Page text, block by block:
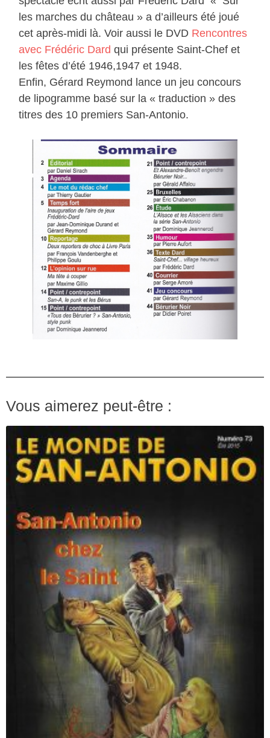
les marches du château » a d’ailleurs été joué
cet après-midi là. Voir aussi le DVD Rencontres
avec Frédéric Dard qui présente Saint-Chef et
les fêtes d’été 1946,1947 et 1948.
Enfin, Gérard Reymond lance un jeu concours
de lipogramme basé sur la « traduction » des
titres des 10 premiers San-Antonio.
Vous aimerez peut-être :